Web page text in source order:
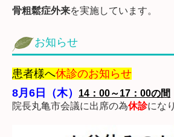
骨粗鬆症外来を実施しています。
お知らせ
患者様へ休診のお知らせ
8月6日（木）
14：00～17：00の間
院長丸亀市会議に出席の為休診にな